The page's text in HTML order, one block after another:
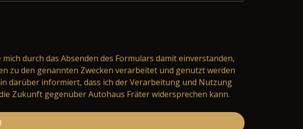
durch das Absenden des Formulars damit einverstanden,
zu den genannten Zwecken verarbeitet und genutzt werden
darüber informiert, dass ich der Verarbeitung und Nutzung
Zukunft gegenüber Autohaus Fräter widersprechen kann.